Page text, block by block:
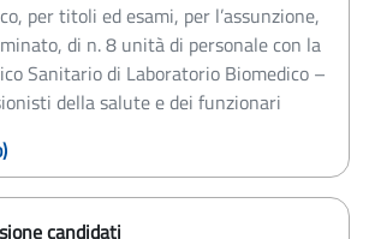
per titoli ed esami, per l’assunzione,
di n. 8 unità di personale con la
Sanitario di Laboratorio Biomedico –
della salute e dei funzionari
candidati